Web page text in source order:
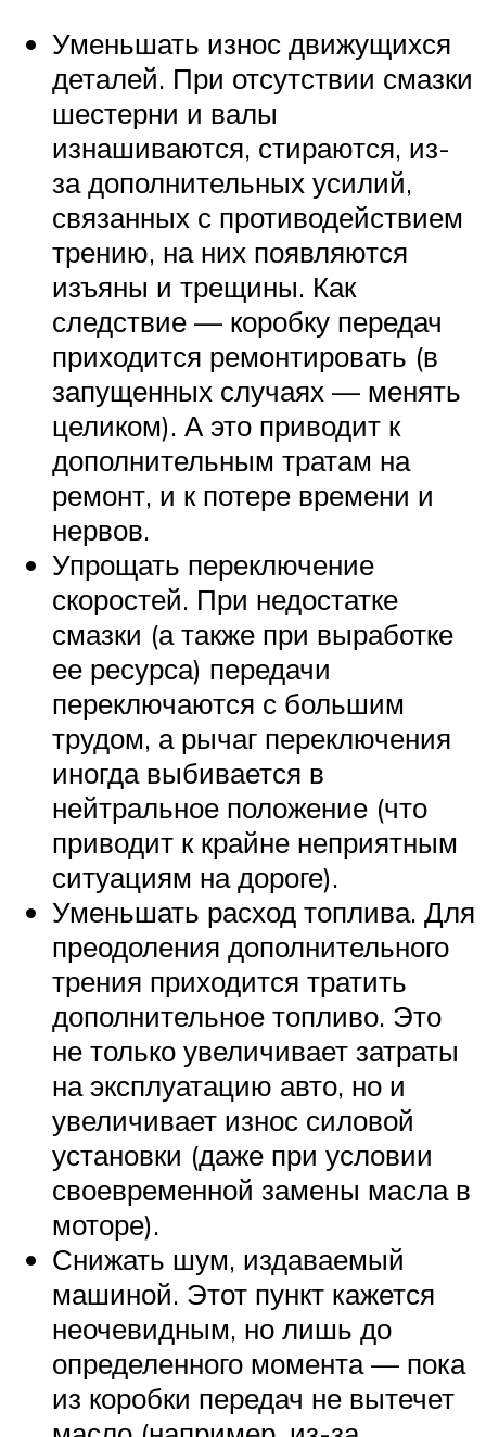
Уменьшать износ движущихся
деталей. При отсутствии смазки
шестерни и валы
изнашиваются, стираются, из-
за дополнительных усилий,
связанных с противодействием
трению, на них появляются
изъяны и трещины. Как
следствие — коробку передач
приходится ремонтировать (в
запущенных случаях — менять
целиком). А это приводит к
дополнительным тратам на
ремонт, и к потере времени и
нервов.
Упрощать переключение
скоростей. При недостатке
смазки (а также при выработке
ее ресурса) передачи
переключаются с большим
трудом, а рычаг переключения
иногда выбивается в
нейтральное положение (что
приводит к крайне неприятным
ситуациям на дороге).
Уменьшать расход топлива. Для
преодоления дополнительного
трения приходится тратить
дополнительное топливо. Это
не только увеличивает затраты
на эксплуатацию авто, но и
увеличивает износ силовой
установки (даже при условии
своевременной замены масла в
моторе).
Снижать шум, издаваемый
машиной. Этот пункт кажется
неочевидным, но лишь до
определенного момента — пока
из коробки передач не вытечет